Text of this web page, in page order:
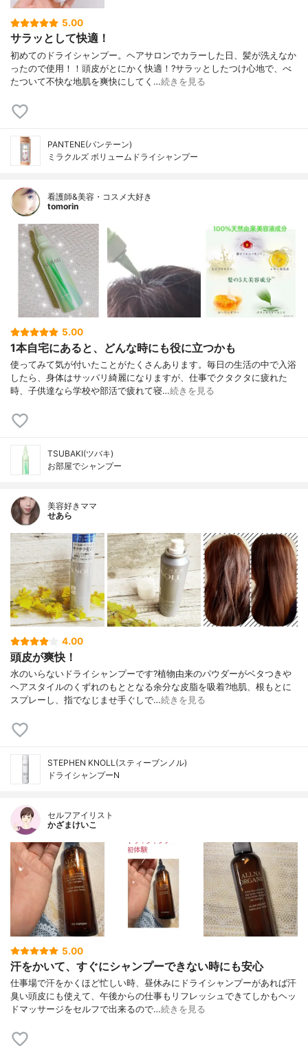
5.00
サラッとして快適！
初めてのドライシャンプー。ヘアサロンでカラーした日、髪が洗えなか
ったので使用！！頭皮がとにかく快適！?サラッとしたつけ心地で、べ
たついて不快な地肌を爽快にしてく…続きを見る
PANTENE(パンテーン)
ミラクルズ ボリュームドライシャンプー
看護師&美容・コスメ大好き
tomorin
5.00
1本自宅にあると、どんな時にも役に立つかも
使ってみて気が付いたことがたくさんあります。毎日の生活の中で入浴
したら、身体はサッパリ綺麗になりますが、仕事でクタクタに疲れた
時、子供達なら学校や部活で疲れて寝…続きを見る
TSUBAKI(ツバキ)
お部屋でシャンプー
美容好きママ
せあら
4.00
頭皮が爽快！
水のいらないドライシャンプーです?植物由来のパウダーがベタつきや
ヘアスタイルのくずれのもととなる余分な皮脂を吸着?地肌、根もとに
スプレーし、指でなじませ手ぐしで…続きを見る
STEPHEN KNOLL(スティーブンノル)
ドライシャンプーN
セルフアイリスト
かざまけいこ
5.00
汗をかいて、すぐにシャンプーできない時にも安心
仕事場で汗をかくほど忙しい時、昼休みにドライシャンプーがあれば汗
臭い頭皮にも使えて、午後からの仕事もリフレッシュできてしかもヘッ
ドマッサージをセルフで出来るので…続きを見る